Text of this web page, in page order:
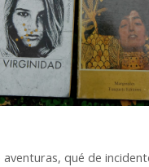
aventuras, qué de